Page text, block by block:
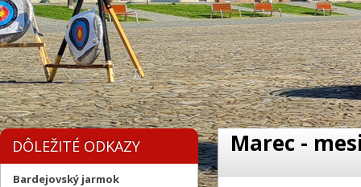
DÔLEŽITÉ ODKAZY
Bardejovský jarmok
Marec -